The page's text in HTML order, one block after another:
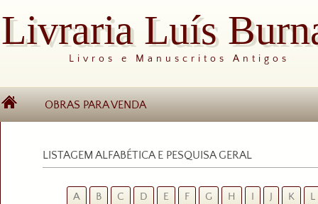
Livraria Luís
Livros e Manuscritos Antigos
OBRAS PARA VENDA
LISTAGEM ALFABÉTICA E PESQUISA GERAL
A B C D E F G H K L